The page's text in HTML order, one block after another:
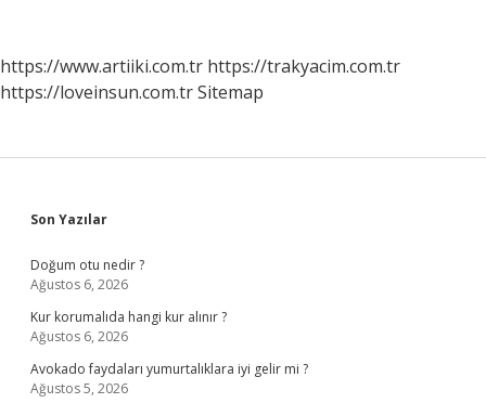
https://www.artiiki.com.tr https://trakyacim.com.tr
https://loveinsun.com.trSitemap
Sidebar
Son Yazılar
Doğum otu nedir ?
Ağustos 6, 2026
Kur korumalıda hangi kur alınır ?
Ağustos 6, 2026
Avokado faydaları yumurtalıklara iyi gelir mi ?
Ağustos 5, 2026